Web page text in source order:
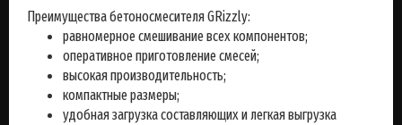
Преимущества бетоносмесителя GRizzly:
равномерное смешивание всех компонентов;
оперативное приготовление смесей;
высокая производительность;
компактные размеры;
удобная загрузка составляющих и легкая выгрузка